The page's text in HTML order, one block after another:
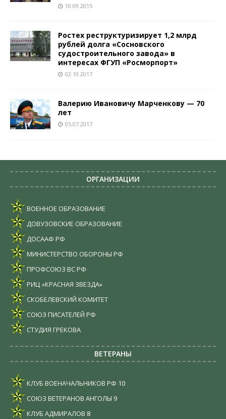
10.09.2015
Ростех реструктуризирует 1,2 млрд
рублей долга «Сосновского
судостроительного завода» в
интересах ФГУП «Росморпорт»
02.10.2017
Валерию Ивановичу Марченкову — 70
лет
05.07.2017
ОРГАНИЗАЦИИ
ВОЕННОЕ ОБРАЗОВАНИЕ
ДОВУЗОВСКИЕ ОБРАЗОВАНИЕ
ДОСААФ РФ
МИНИСТЕРСТВО ОБОРОНЫ РФ
ПРОФСОЮЗ ВС РФ
РИЦ «КРАСНАЯ ЗВЕЗДА»
СКОБЕЛЕВСКИЙ КОМИТЕТ
СОЮЗ ПИСАТЕЛЕЙ РФ
СТУДИЯ ГРЕКОВА
ВЕТЕРАНЫ
КЛУБ ВОЕНАЧАЛЬНИКОВ РФ 10
СОЮЗ ВЕТЕРАНОВ АНГОЛЫ 9
КЛУБ АДМИРАЛОВ 8